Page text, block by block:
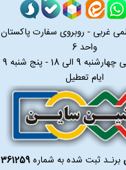
واحد 6
ایام تعطیل
برنـد ثبت شده به شماره361259